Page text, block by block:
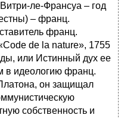
ле-Франсуа – год
– франц.
франц.
de la nature», 1755
или Истинный дух ее
в идеологию франц.
он защищал
собственность и